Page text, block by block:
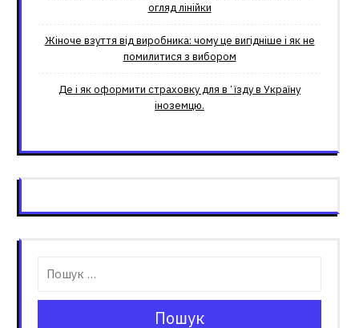
огляд лінійки
Жіноче взуття від виробника: чому це вигідніше і як не
помилитися з вибором
Де і як оформити страховку для вʼїзду в Україну
іноземцю.
Пошук